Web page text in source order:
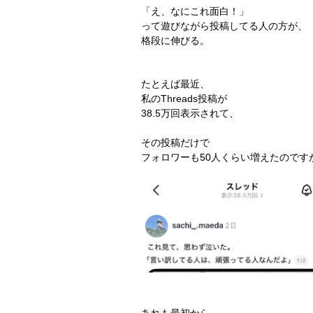
「え、なにこれ面白！」
って遊びながら投稿してる人の方が、
格段に伸びる。
たとえば最近、
私のThreads投稿が
38.5万回表示されて、
その投稿だけで
フォロワーも50人くらい増えたのです